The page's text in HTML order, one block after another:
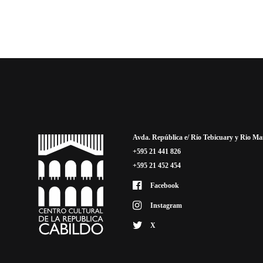
Avda. República e/ Río Tebicuary y Rio
+595 21 441 826
+595 21 452 454
Facebook
Instagram
X